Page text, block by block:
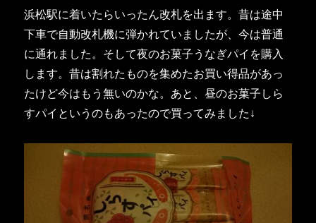
浜松駅に着いたらいったん改札を出ます。昔は途中
下車で自動改札機に弾かれていましたが、今は普通
に通れました。そして夜のお菓子うなぎパイを購入
します。昔は割れたものを集めたお買い得品があっ
たけど今はもう無いのかな。あと、昼のお菓子しら
すパイというのもあったので買ってみました↓